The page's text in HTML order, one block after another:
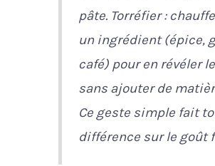
pâte. Torréfier :
un ingrédient (épice,
café) pour en révéler
sans ajouter de
Ce geste simple fait
différence sur le goût